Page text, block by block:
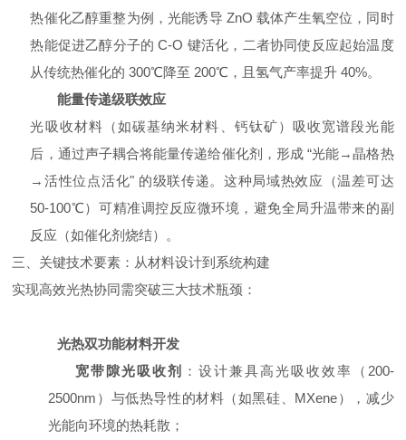
热催化乙醇重整为例，光能诱导 ZnO 载体产生氧空位，同时
热能促进乙醇分子的 C-O 键活化，二者协同使反应起始温度
从传统热催化的 300℃降至 200℃，且氢气产率提升 40%。
能量传递级联效应
光吸收材料（如碳基纳米材料、钙钛矿）吸收宽谱段光能
后，通过声子耦合将能量传递给催化剂，形成 “光能→晶格热
→活性位点活化" 的级联传递。这种局域热效应（温差可达
50-100℃）可精准调控反应微环境，避免全局升温带来的副
反应（如催化剂烧结）。
三、关键技术要素：从材料设计到系统构建
实现高效光热协同需突破三大技术瓶颈：
光热双功能材料开发
宽带隙光吸收剂
：设计兼具高光吸收效率（200-
2500nm）与低热导性的材料（如黑硅、MXene），减少
光能向环境的热耗散；